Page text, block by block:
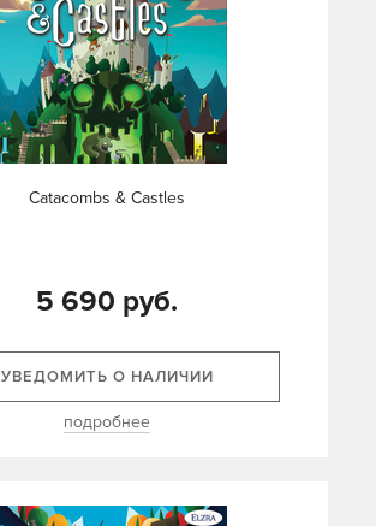
Catacombs & Castles
5 690 руб.
УВЕДОМИТЬ О НАЛИЧИИ
подробнее